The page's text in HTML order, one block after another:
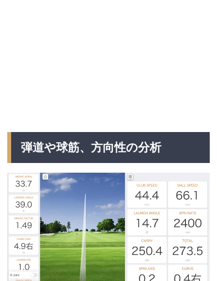
弾道や球筋、方向性の分析
試打&評価
クラブ選び(ランキング)